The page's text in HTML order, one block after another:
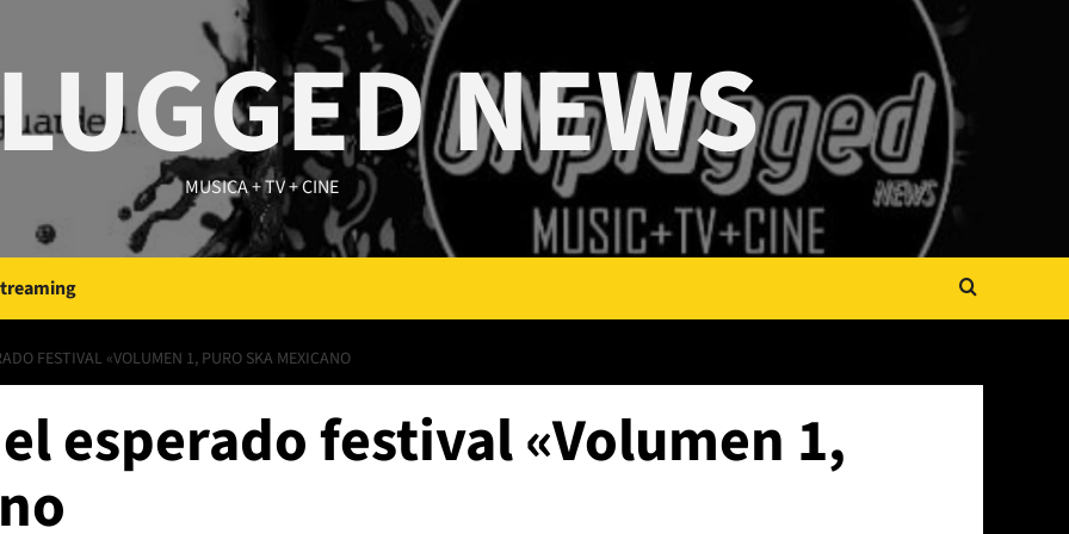
NEWS
MUSICA + TV + CINE
FESTIVAL «VOLUMEN 1, PURO SKA MEXICANO
esperado festival «Volumen 1,